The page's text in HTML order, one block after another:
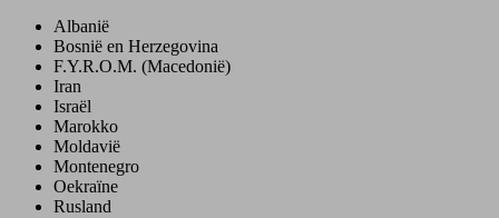
Albanië
Bosnië en Herzegovina
F.Y.R.O.M. (Macedonië)
Iran
Israël
Marokko
Moldavië
Montenegro
Oekraïne
Rusland